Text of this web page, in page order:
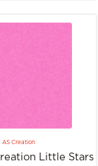
AS Creation
Little Stars